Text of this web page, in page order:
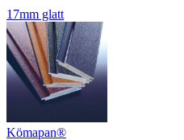
17mm glatt
Kömapan®